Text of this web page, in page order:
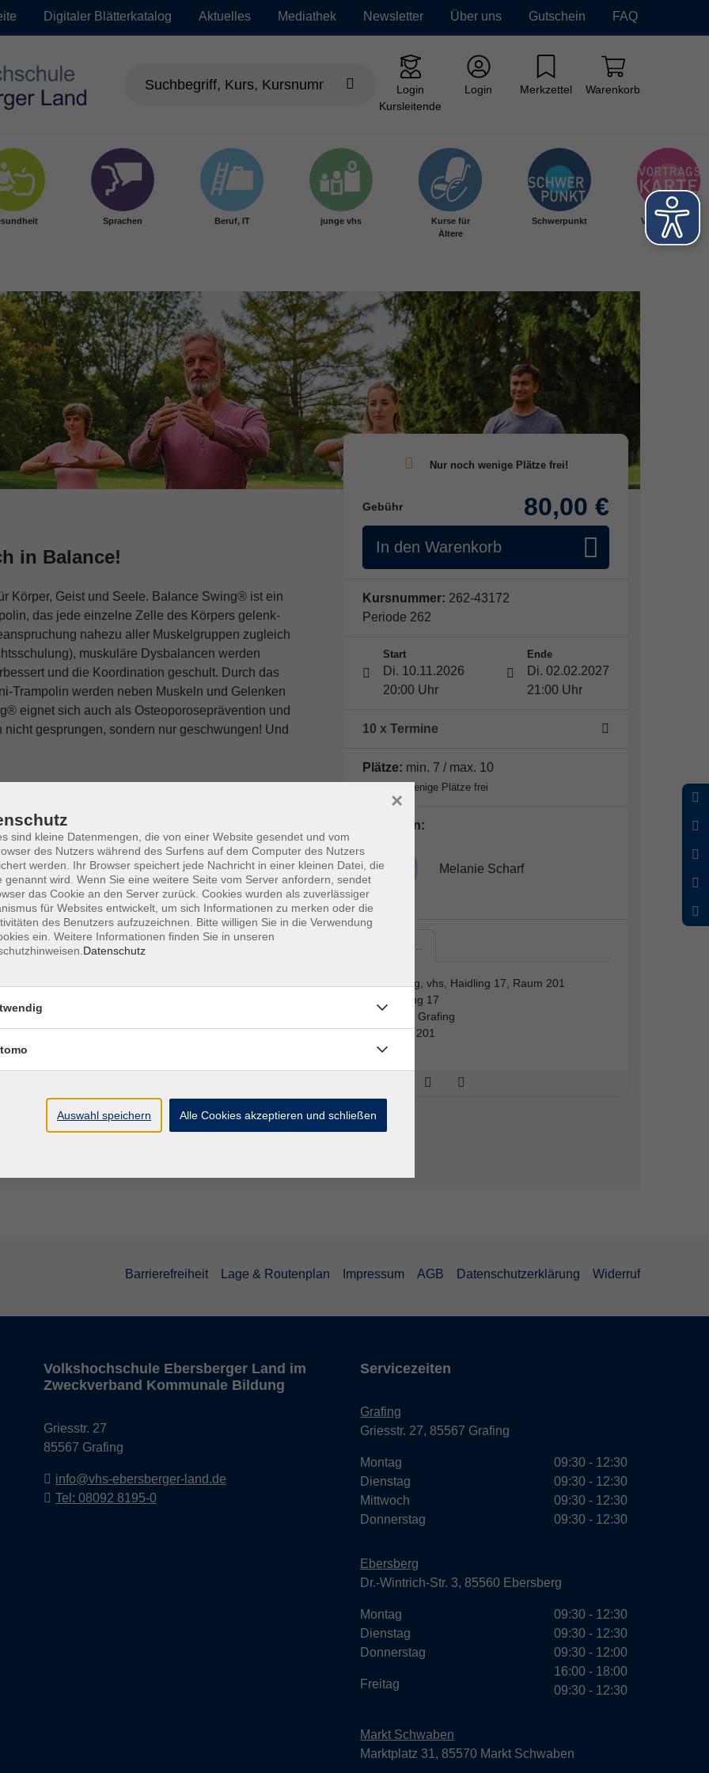
Digitaler Blätterkatalog Aktuelles Mediathek Newsletter Über uns Gutschein FAQ
Login
Kursleitende
Login Merkzettel Warenkorb
Sprachen Beruf, IT junge vhs
Kurse für
Ältere
Schwerpunkt Vortragskarte
in Balance!
Körper, Geist und Seele. Balance Swing® ist ein
das jede einzelne Zelle des Körpers gelenk-
nahezu aller Muskelgruppen zugleich
muskuläre Dysbalancen werden
und die Koordination geschult. Durch das
Trampolin werden neben Muskeln und Gelenken
eignet sich auch als Osteoporoseprävention und
gesprungen, sondern nur geschwungen! Und
Ort / Raum
21:00 Uhr
Grafing, vhs, Haidling
17, Raum 201
17, Raum 201
Gebühr 80,00 €
In den Warenkorb
Kursnummer: 262-43172
Periode 262
Start
Di. 10.11.2026
20:00 Uhr
Ende
Di. 02.02.2027
21:00 Uhr
10 x Termine
Plätze: min. 7 / max. 10
Nur noch wenige Plätze frei
Dozent*in:
Melanie Scharf
Grafing,…
Grafing, vhs, Haidling 17, Raum 201
Haidling 17
85567 Grafing
Raum 201
Barrierefreiheit Lage & Routenplan Impressum AGB Datenschutzerklärung Widerruf
Volkshochschule Ebersberger Land im
Zweckverband Kommunale Bildung
Griesstr. 27
85567 Grafing
info@vhs-ebersberger-land.de
Tel: 08092 8195-0
Servicezeiten
Grafing
Griesstr. 27, 85567 Grafing
Montag
Dienstag
Mittwoch
Donnerstag
09:30 - 12:30
09:30 - 12:30
09:30 - 12:30
09:30 - 12:30
Ebersberg
Dr.-Wintrich-Str. 3, 85560 Ebersberg
Montag
Dienstag
Donnerstag
Freitag
09:30 - 12:30
09:30 - 12:30
09:30 - 12:00
16:00 - 18:00
09:30 - 12:30
Markt Schwaben
Marktplatz 31, 85570 Markt Schwaben
sind kleine Datenmengen, die von einer Website gesendet und vom
des Nutzers während des Surfens auf dem Computer des Nutzers
werden. Ihr Browser speichert jede Nachricht in einer kleinen Datei, die
genannt wird. Wenn Sie eine weitere Seite vom Server anfordern, sendet
das Cookie an den Server zurück. Cookies wurden als zuverlässiger
für Websites entwickelt, um sich Informationen zu merken oder die
des Benutzers aufzuzeichnen. Bitte willigen Sie in die Verwendung
ein. Weitere Informationen finden Sie in unseren
Datenschutz
×
Auswahl speichern Alle Cookies akzeptieren und schließen